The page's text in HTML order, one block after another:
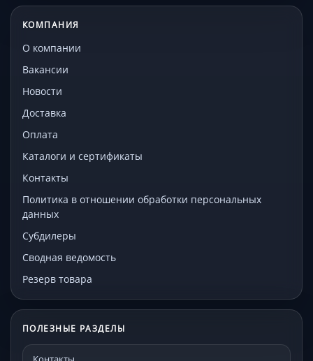
КОМПАНИЯ
О компании
Вакансии
Новости
Доставка
Оплата
Каталоги и сертификаты
Контакты
Политика в отношении обработки персональных
данных
Субдилеры
Сводная ведомость
Резерв товара
ПОЛЕЗНЫЕ РАЗДЕЛЫ